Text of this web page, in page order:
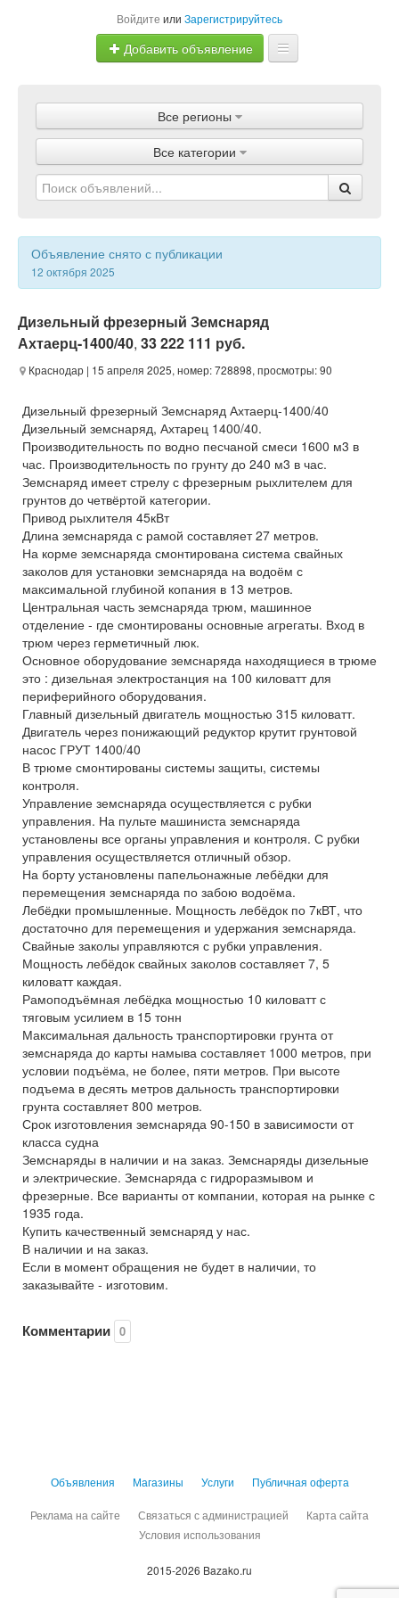
Войдите или Зарегистрируйтесь
Добавить объявление
Объявления
Магазины
Услуги
Статьи
Все регионы
Все категории
Объявление снято с публикации
12 октября 2025
Дизельный фрезерный Земснаряд
Ахтаерц-1400/40, 33 222 111 руб.
Краснодар | 15 апреля 2025, номер: 728898, просмотры: 90
Дизельный фрезерный Земснаряд Ахтаерц-1400/40
Дизельный земснаряд, Ахтарец 1400/40.
Производительность по водно песчаной смеси 1600 м3 в
час. Производительность по грунту до 240 м3 в час.
Земснаряд имеет стрелу с фрезерным рыхлителем для
грунтов до четвёртой категории.
Привод рыхлителя 45кВт
Длина земснаряда с рамой составляет 27 метров.
На корме земснаряда смонтирована система свайных
заколов для установки земснаряда на водоём с
максимальной глубиной копания в 13 метров.
Центральная часть земснаряда трюм, машинное
отделение - где смонтированы основные агрегаты. Вход в
трюм через герметичный люк.
Основное оборудование земснаряда находящиеся в трюме
это : дизельная электростанция на 100 киловатт для
периферийного оборудования.
Главный дизельный двигатель мощностью 315 киловатт.
Двигатель через понижающий редуктор крутит грунтовой
насос ГРУТ 1400/40
В трюме смонтированы системы защиты, системы
контроля.
Управление земснаряда осуществляется с рубки
управления. На пульте машиниста земснаряда
установлены все органы управления и контроля. С рубки
управления осуществляется отличный обзор.
На борту установлены папельонажные лебёдки для
перемещения земснаряда по забою водоёма.
Лебёдки промышленные. Мощность лебёдок по 7кВТ, что
достаточно для перемещения и удержания земснаряда.
Свайные заколы управляются с рубки управления.
Мощность лебёдок свайных заколов составляет 7, 5
киловатт каждая.
Рамоподъёмная лебёдка мощностью 10 киловатт с
тяговым усилием в 15 тонн
Максимальная дальность транспортировки грунта от
земснаряда до карты намыва составляет 1000 метров, при
условии подъёма, не более, пяти метров. При высоте
подъема в десять метров дальность транспортировки
грунта составляет 800 метров.
Срок изготовления земснаряда 90-150 в зависимости от
класса судна
Земснаряды в наличии и на заказ. Земснаряды дизельные
и электрические. Земснаряда с гидроразмывом и
фрезерные. Все варианты от компании, которая на рынке с
1935 года.
Купить качественный земснаряд у нас.
В наличии и на заказ.
Если в момент обращения не будет в наличии, то
заказывайте - изготовим.
Комментарии 0
Объявления Магазины Услуги Публичная оферта
Реклама на сайте Связаться с администрацией
Карта сайта
Условия использования
2015-2026 Bazako.ru